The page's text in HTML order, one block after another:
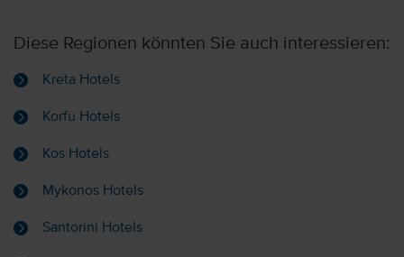
Diese Regionen könnten Sie auch interessieren:
Kreta Hotels
Korfu Hotels
Kos Hotels
Mykonos Hotels
Santorini Hotels